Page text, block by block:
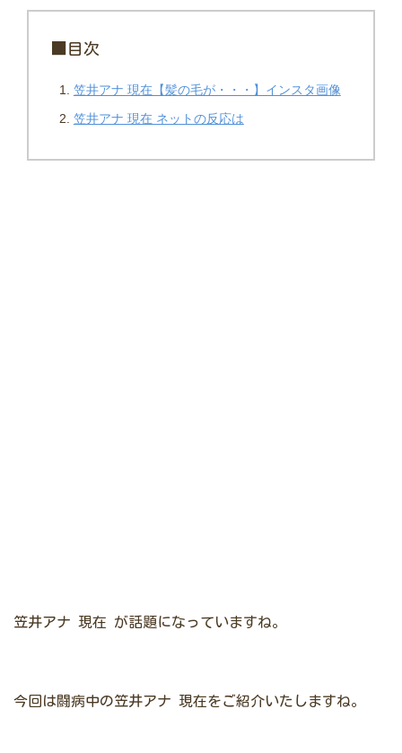
■目次
笠井アナ 現在【髪の毛が・・・】インスタ画像
笠井アナ 現在 ネットの反応は
笠井アナ 現在 が話題になっていますね。
今回は闘病中の笠井アナ 現在をご紹介いたしますね。